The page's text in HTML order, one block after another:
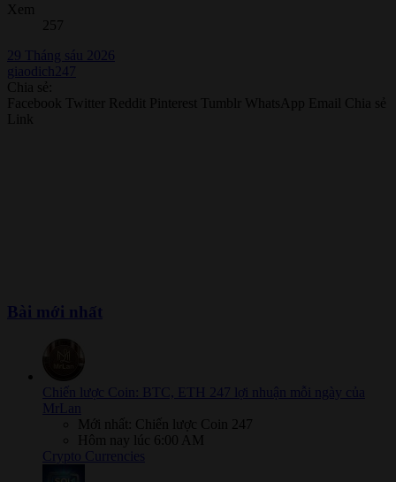
Xem
257
29 Tháng sáu 2026
giaodich247
Chia sẻ:
Facebook Twitter Reddit Pinterest Tumblr WhatsApp Email
Chia sẻ
Link
Bài mới nhất
Chiến lược Coin: BTC, ETH 247 lợi nhuận mỗi ngày của
MrLan
Mới nhất: Chiến lược Coin 247
Hôm nay lúc 6:00 AM
Crypto Currencies